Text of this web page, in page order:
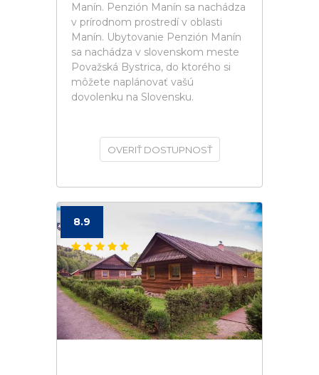
Manín. Penzión Manín sa nachádza
v prírodnom prostredí v oblasti
Manín. Ubytovanie Penzión Manín
sa nachádza v slovenskom meste
Považská Bystrica, do ktorého si
môžete naplánovať vašú
dovolenku na Slovensku.
OVERIŤ DOSTUPNOSŤ
8.9